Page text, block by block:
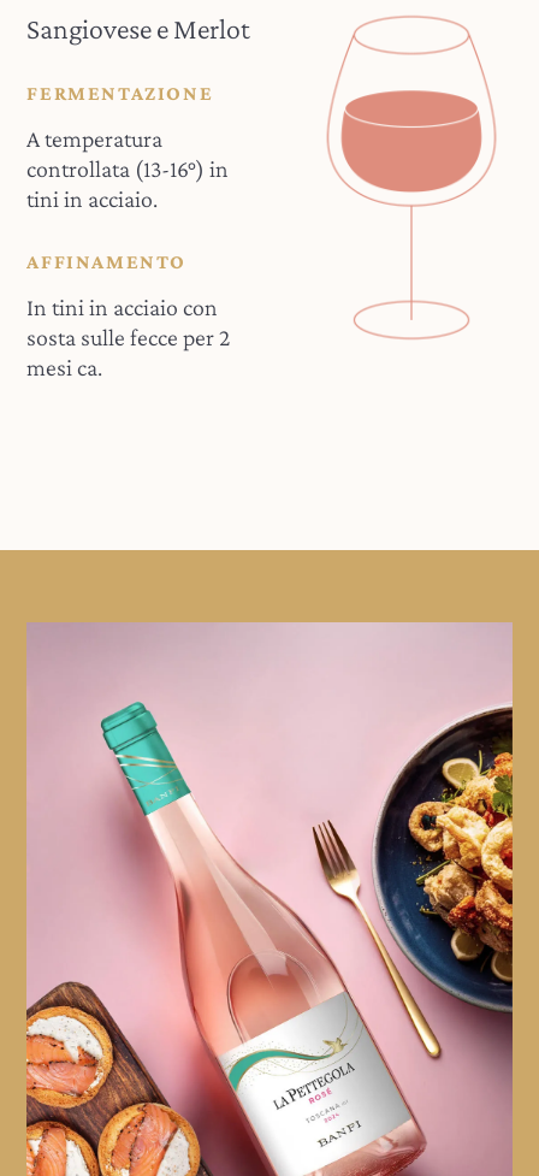
Sangiovese e Merlot
FERMENTAZIONE
A temperatura
controllata (13-16°) in
tini in acciaio.
AFFINAMENTO
In tini in acciaio con
sosta sulle fecce per 2
mesi ca.